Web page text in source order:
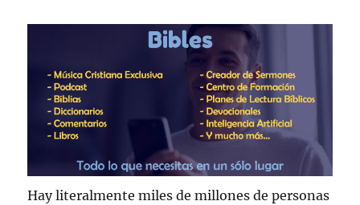
Hay literalmente miles de millones de personas